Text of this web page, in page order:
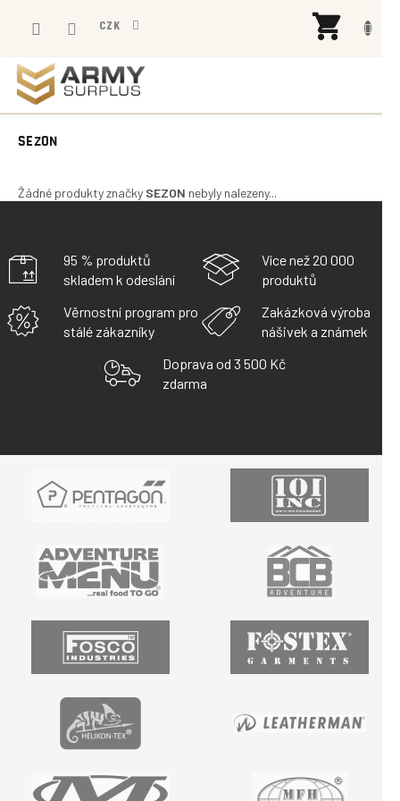
CZK
SEZON
Žádné produkty značky SEZON nebyly nalezeny...
95 % produktů
skladem k odeslání
Více než 20 000
produktů
Věrnostní program pro
stálé zákazníky
Zakázková výroba
nášivek a známek
Doprava od 3 500 Kč
zdarma